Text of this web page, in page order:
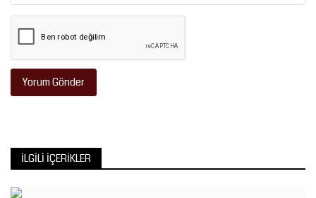
Yorum Gönder
İLGILI İÇERIKLER